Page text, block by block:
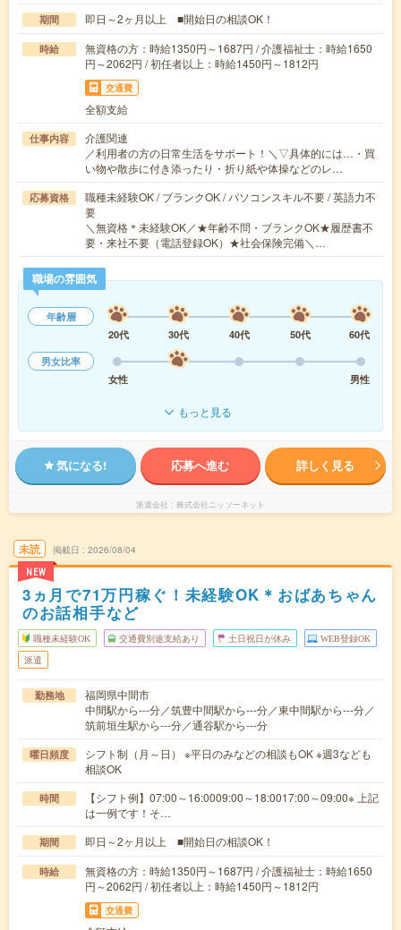
期間 即日～2ヶ月以上 ■開始日の相談OK！
時給
無資格の方：時給1350円～1687円 / 介護福祉士：時給1650
円～2062円 / 初任者以上：時給1450円～1812円
交通費
全額支給
仕事内容
介護関連
／利用者の方の日常生活をサポート！＼▽具体的には…・買
い物や散歩に付き添ったり・折り紙や体操などのレ…
応募資格
職種未経験OK / ブランクOK / パソコンスキル不要 / 英語力不
要
＼無資格＊未経験OK／★年齢不問・ブランクOK★履歴書不
要・来社不要（電話登録OK）★社会保険完備＼…
職場の雰囲気
年齢層
20代
30代 40代 50代
60代
男女比率
女性
男性
もっと見る
気になる! 応募へ進む 詳しく見る
派遣会社 株式会社ニッソーネット
未読
NEW
掲載日 2026/08/04
3ヵ月で71万円稼ぐ！未経験OK＊おばあちゃん
のお話相手など
職種未経験OK 交通費別途支給あり 土日祝日が休み WEB登録OK
派遣
勤務地
福岡県中間市
中間駅から---分／筑豊中間駅から---分／東中間駅から---分／
筑前垣生駅から---分／通谷駅から---分
曜日頻度
シフト制（月～日） ※平日のみなどの相談もOK ※週3なども
相談OK
時間
【シフト例】07:00～16:0009:00～18:0017:00～09:00※ 上記
は一例です！そ…
期間 即日～2ヶ月以上 ■開始日の相談OK！
時給
無資格の方：時給1350円～1687円 / 介護福祉士：時給1650
円～2062円 / 初任者以上：時給1450円～1812円
交通費